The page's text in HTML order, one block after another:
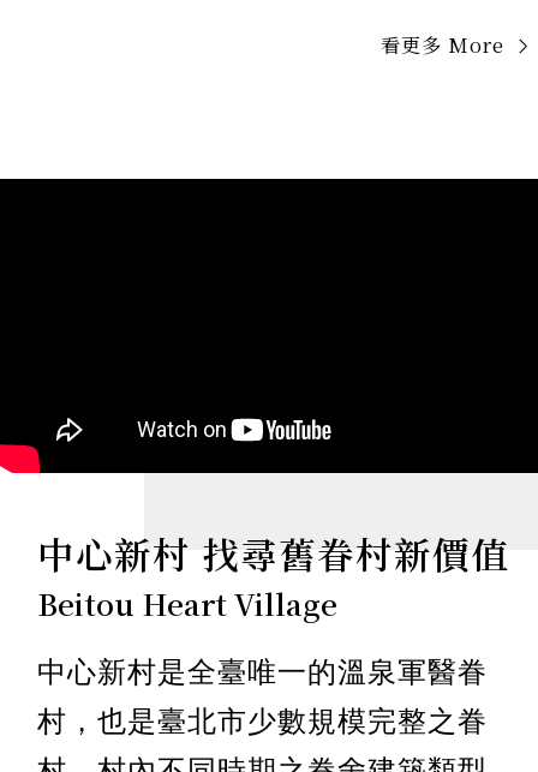
中心新村 找尋舊眷村新價值
Beitou Heart Village
中心新村是全臺唯一的溫泉軍醫眷
村，也是臺北市少數規模完整之眷
村。村內不同時期之眷舍建築類型，
揉合北投特有的歷史脈絡、溫泉文化